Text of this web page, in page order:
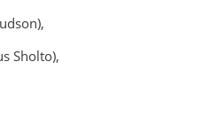
Sholto),